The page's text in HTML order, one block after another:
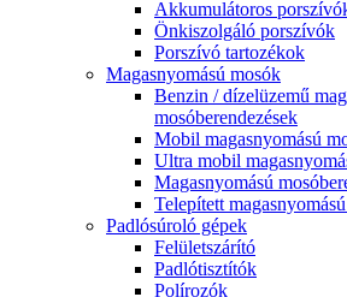
Akkumulátoros
Önkiszolgáló porszívók
Porszívó tartozékok
Magasnyomású mosók
Benzin / dízelüzemű
mosóberendezések
Mobil magasnyomású
Ultra mobil
Magasnyomású
Telepített
Padlósúroló gépek
Felületszárító
Padlótisztítók
Polírozók